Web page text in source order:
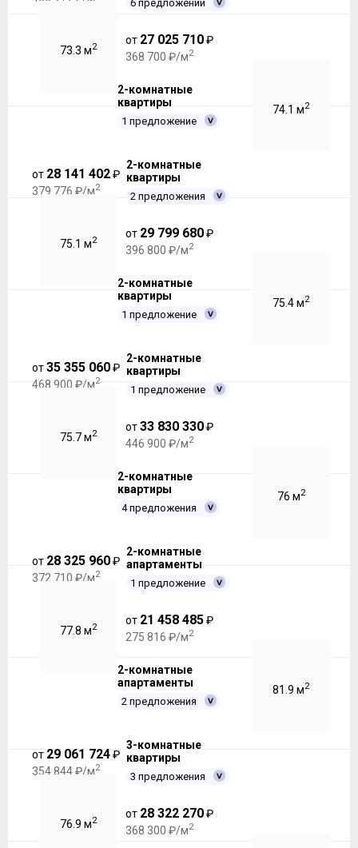
6 предложений
73.3 м2
от 27 025 710₽
368 700 ₽/м2
2-комнатные
квартиры
1 предложение
74.1 м2
от 28 141 402₽
379 776 ₽/м2
2-комнатные
квартиры
2 предложения
75.1 м2
от 29 799 680₽
396 800 ₽/м2
2-комнатные
квартиры
1 предложение
75.4 м2
от35 355 060₽
468 900 ₽/м2
2-комнатные
квартиры
1 предложение
75.7 м2
от33 830 330₽
446 900 ₽/м2
2-комнатные
квартиры
4 предложения
76 м2
от 28 325 960₽
372 710 ₽/м2
2-комнатные
апартаменты
1 предложение
77.8 м2
от 21 458 485₽
275 816 ₽/м2
2-комнатные
апартаменты
2 предложения
81.9 м2
от 29 061 724₽
354 844 ₽/м2
3-комнатные
квартиры
3 предложения
76.9 м2
от 28 322 270₽
368 300 ₽/м2